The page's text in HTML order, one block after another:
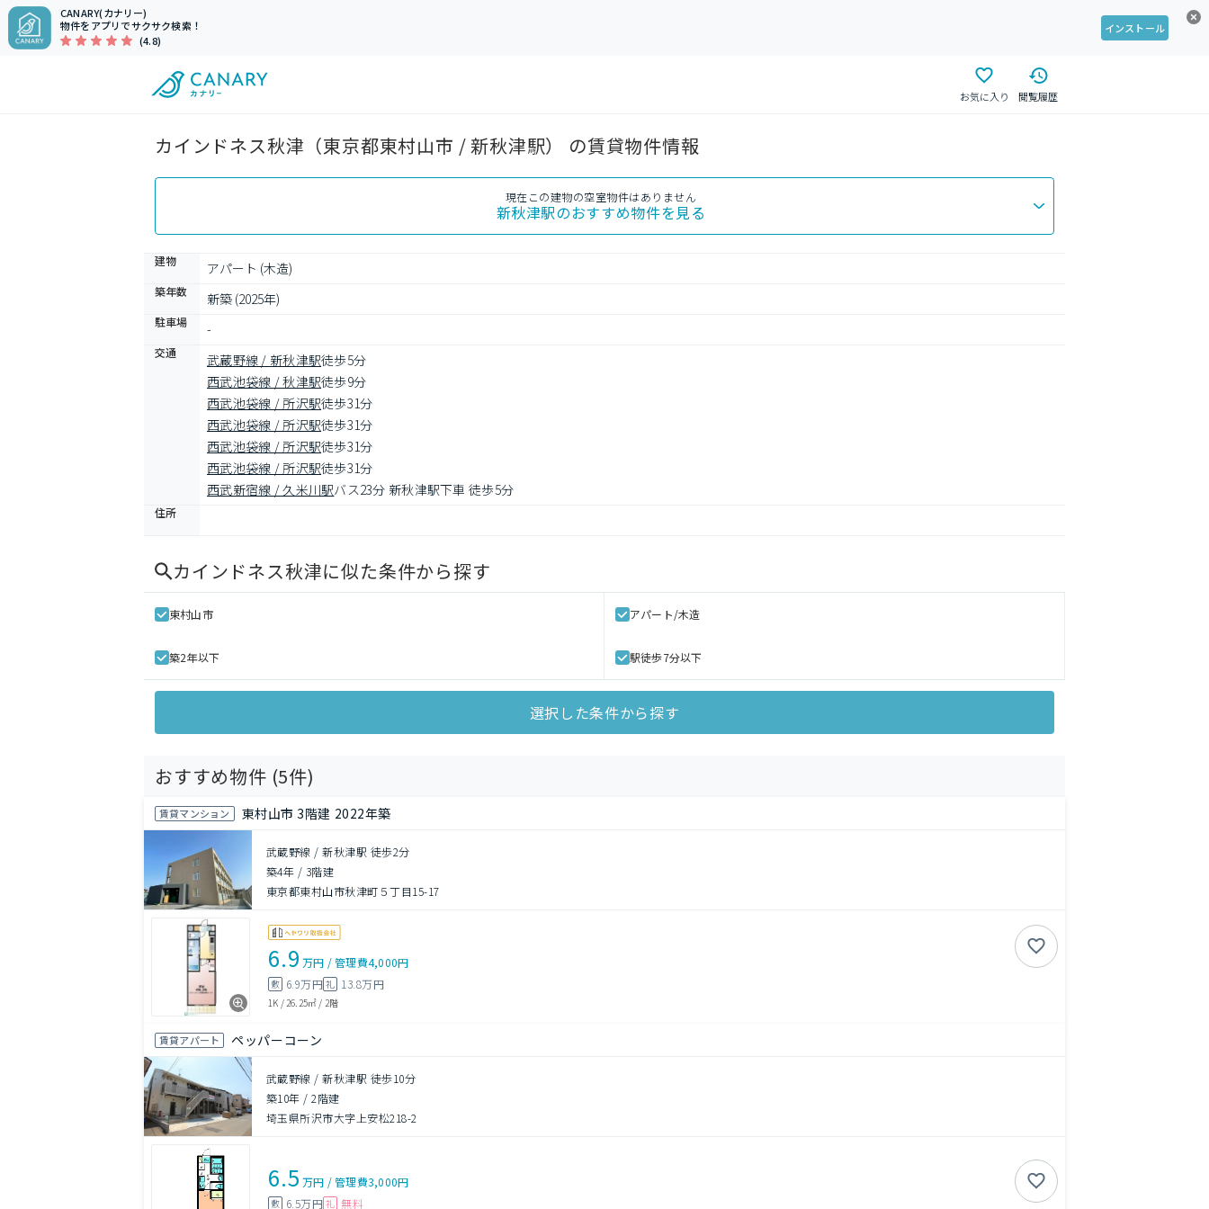
CANARY(カナリー)
物件をアプリでサクサク検索！
(4.8)
インストール
お気に入り 閲覧履歴
カインドネス秋津（東京都東村山市 / 新秋津駅） の賃貸物件情報
現在この建物の空室物件はありません
新秋津駅のおすすめ物件を見る
建物 アパート (木造)
築年数 新築 (2025年)
駐車場 -
交通 武蔵野線 / 新秋津駅徒歩5分
西武池袋線 / 秋津駅徒歩9分
西武池袋線 / 所沢駅徒歩31分
西武池袋線 / 所沢駅徒歩31分
西武池袋線 / 所沢駅徒歩31分
西武池袋線 / 所沢駅徒歩31分
西武新宿線 / 久米川駅バス23分 新秋津駅下車 徒歩5分
住所
カインドネス秋津に似た条件から探す
東村山市 アパート/木造
築2年以下 駅徒歩7分以下
選択した条件から探す
おすすめ物件 (5件)
賃貸マンション 東村山市 3階建 2022年築
武蔵野線 / 新秋津駅 徒歩2分
築4年 / 3階建
東京都東村山市秋津町５丁目15-17
6.9 万円 /管理費4,000円
敷 6.9万円礼 13.8万円
1K /26.25㎡ / 2階
賃貸アパート ペッパーコーン
武蔵野線 / 新秋津駅 徒歩10分
築10年 /2階建
埼玉県所沢市大字上安松218-2
6.5 万円 /管理費3,000円
敷 6.5万円 礼 無料